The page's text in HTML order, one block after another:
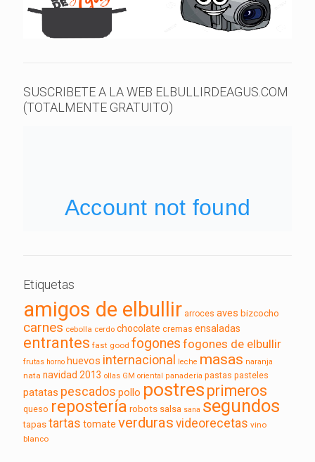
SUSCRIBETE A LA WEB ELBULLIRDEAGUS.COM
(TOTALMENTE GRATUITO)
Etiquetas
amigos de elbullir arroces aves bizcocho
carnes cebolla cerdo chocolate cremas ensaladas
entrantes fast good fogones fogones de elbullir
frutas horno huevos internacional leche masas naranja
nata navidad 2013 ollas GM oriental panadería pastas pasteles
patatas pescados pollo postres primeros
queso repostería robots salsa sana segundos
tapas tartas tomate verduras videorecetas vino
blanco